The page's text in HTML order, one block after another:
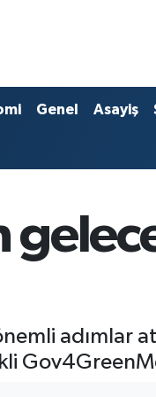
Genel Asayiş
adımlar